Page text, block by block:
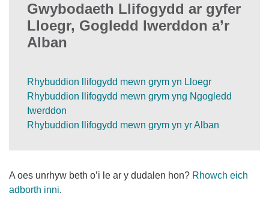
Gwybodaeth Llifogydd ar gyfer
Lloegr, Gogledd Iwerddon a’r
Alban
Rhybuddion llifogydd mewn grym yn Lloegr
Rhybuddion llifogydd mewn grym yng Ngogledd
Iwerddon
Rhybuddion llifogydd mewn grym yn yr Alban
A oes unrhyw beth o’i le ar y dudalen hon? Rhowch eich
adborth inni.